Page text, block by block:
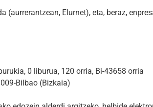
(aurrerantzean, Elurnet), eta, beraz,
0 liburua, 120 orria, Bi-43658 orria
Bilbao (Bizkaia)